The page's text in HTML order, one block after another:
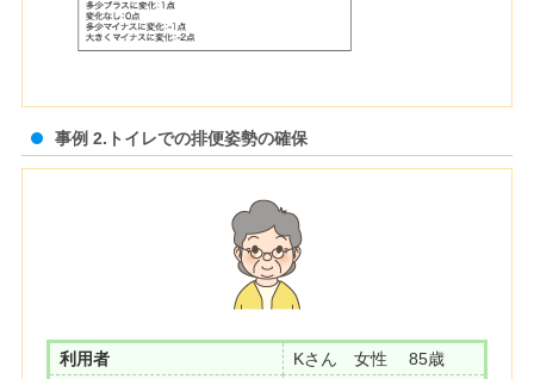
事例 2.トイレでの排便姿勢の確保
利用者
Kさん 女性 85歳